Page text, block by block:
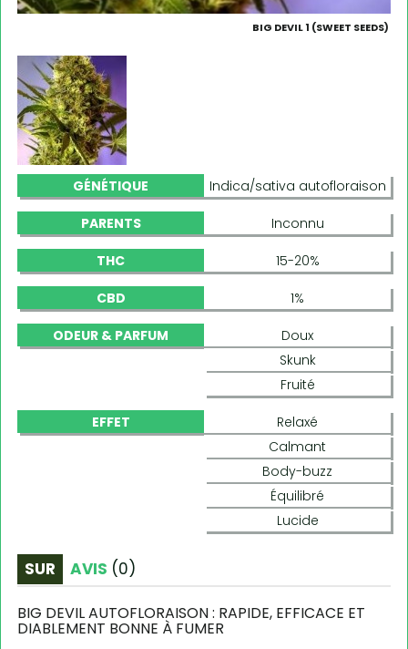
BIG DEVIL 1 (SWEET SEEDS)
GÉNÉTIQUE Indica/sativa autofloraison
PARENTS Inconnu
THC 15-20%
CBD 1%
ODEUR & PARFUM
Doux
Skunk
Fruité
EFFET
Relaxé
Calmant
Body-buzz
Équilibré
Lucide
SUR AVIS (0)
BIG DEVIL AUTOFLORAISON : RAPIDE, EFFICACE ET
DIABLEMENT BONNE À FUMER